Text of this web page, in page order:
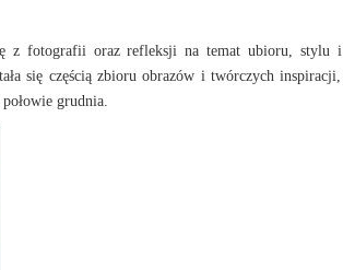
z fotografii oraz refleksji na temat ubioru, stylu i
się częścią zbioru obrazów i twórczych inspiracji,
grudnia.